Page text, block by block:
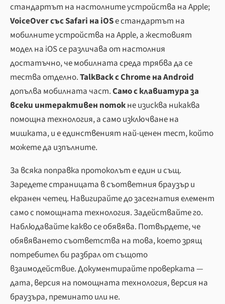
стандартът на настолните устройства на Apple;
VoiceOver със Safari на iOSе стандартът на
мобилните устройства на Apple, а жестовият
модел на iOS се различава от настолния
достатъчно, че мобилната среда трябва да се
тества отделно.TalkBack с Chrome на Android
допълва мобилната част.Само с клавиатура за
всеки интерактивен потокне изисква никаква
помощна технология, а само изключване на
мишката, и е единственият най-ценен тест, който
можете да изпълните.
За всяка поправка протоколът е един и същ.
Заредете страницата в съответния браузър и
екранен четец. Навигирайте до засегнатия елемент
само с помощната технология. Задействайте го.
Наблюдавайте какво се обявява. Потвърдете, че
обявяването съответства на това, което зрящ
потребител би разбрал от същото
взаимодействие. Документирайте проверката —
дата, версия на помощната технология, версия на
браузъра, преминато или не.